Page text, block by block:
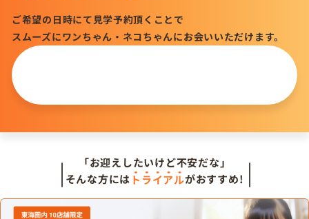
ご希望の日時にて見学予約頂くことで
スムーズにワンちゃん・ネコちゃんにお会いいただけます。
「お迎えしたいけど不安だな」
そんな方には トライアルがおすすめ!